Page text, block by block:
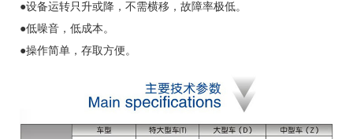
●设备运转只升或降，不需横移，故障率极低。
●低噪音，低成本。
●操作简单，存取方便。